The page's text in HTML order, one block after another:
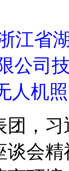
江省
公司
人机
，
谈会